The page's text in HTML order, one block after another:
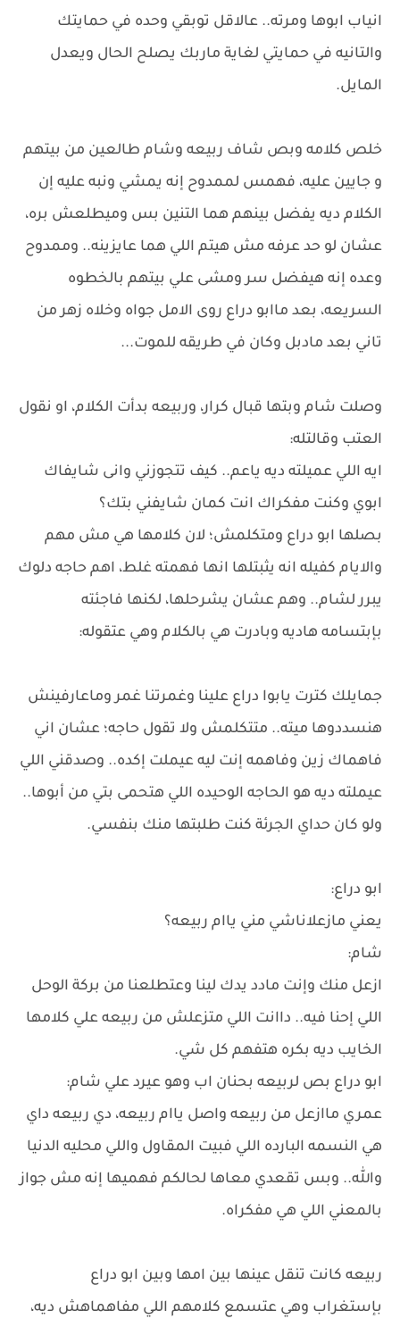
انياب ابوها ومرته.. عالاقل توبقي وحده في حمايتك
والتانيه في حمايتي لغاية ماربك يصلح الحال ويعدل
المايل.
خلص كلامه وبص شاف ربيعه وشام طالعين من بيتهم
و جايين عليه، فهمس لممدوح إنه يمشي ونبه عليه إن
الكلام ديه يفضل بينهم هما التنين بس وميطلعش بره،
عشان لو حد عرفه مش هيتم اللي هما عايزينه.. وممدوح
وعده إنه هيفضل سر ومشى علي بيتهم بالخطوه
السريعه، بعد ماابو دراع روى الامل جواه وخلاه زهر من
تاني بعد مادبل وكان في طريقه للموت...
وصلت شام وبتها قبال كرار، وربيعه بدأت الكلام، او نقول
العتب وقالتله:
ايه اللي عميلته ديه ياعم.. كيف تتجوزني وانى شايفاك
ابوي وكنت مفكراك انت كمان شايفني بتك؟
بصلها ابو دراع ومتكلمش؛ لان كلامها هي مش مهم
والايام كفيله انه يثبتلها انها فهمته غلط، اهم حاجه دلوك
يبرر لشام.. وهم عشان يشرحلها، لكنها فاجئته
بإبتسامه هاديه وبادرت هي بالكلام وهي عتقوله:
جمايلك كترت يابوا دراع علينا وغمرتنا غمر وماعارفينش
هنسددوها ميته.. متتكلمش ولا تقول حاجه؛ عشان اني
فاهماك زين وفاهمه إنت ليه عيملت إكده.. وصدقني اللي
عيملته ديه هو الحاجه الوحيده اللي هتحمى بتي من أبوها..
ولو كان حداي الجرئة كنت طلبتها منك بنفسي.
ابو دراع:
يعني مازعلاناشي مني ياام ربيعه؟
شام:
ازعل منك وإنت مادد يدك لينا وعتطلعنا من بركة الوحل
اللي إحنا فيه.. داانت اللي متزعلش من ربيعه علي كلامها
الخايب ديه بكره هتفهم كل شي.
ابو دراع بص لربيعه بحنان اب وهو عيرد علي شام:
عمري ماازعل من ربيعه واصل ياام ربيعه، دي ربيعه داي
هي النسمه البارده اللي فبيت المقاول واللي محليه الدنيا
والله.. وبس تقعدي معاها لحالكم فهميها إنه مش جواز
بالمعني اللي هي مفكراه.
ربيعه كانت تنقل عينها بين امها وبين ابو دراع
بإستغراب وهي عتسمع كلامهم اللي مفاهماهش ديه،